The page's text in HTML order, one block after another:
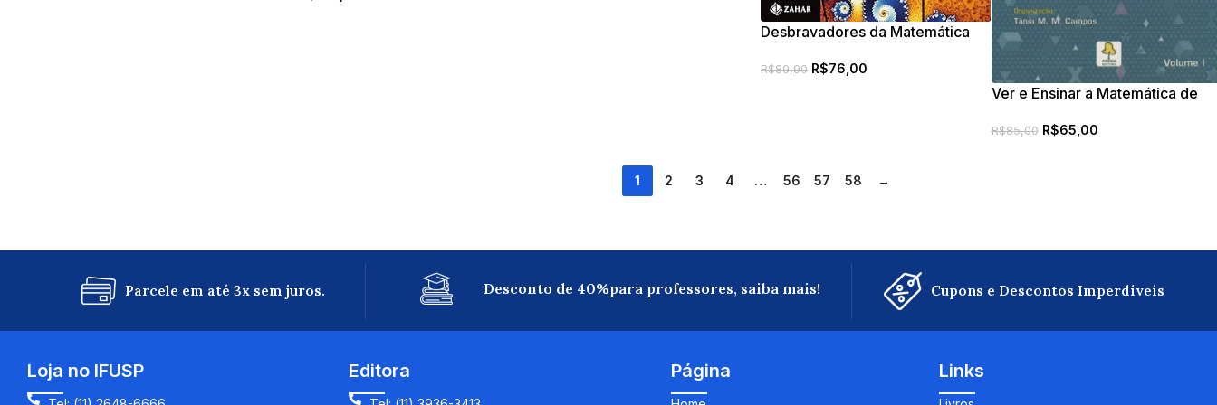
Desbravadores da Matemática
R$89,90 R$76,00
Ver e Ensinar a Matemática de
matemático de pensar: os
R$85,00 R$65,00
1 2 3 4 … 56 57 58 →
Parcele em até 3x sem juros. Desconto de 40%para professores, saiba mais! Cupons e Descontos Imperdíveis
Loja no IFUSP Editora Página Links